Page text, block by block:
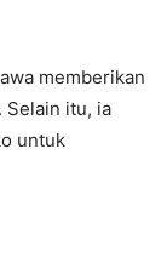
memberikan
Selain itu, ia
untuk